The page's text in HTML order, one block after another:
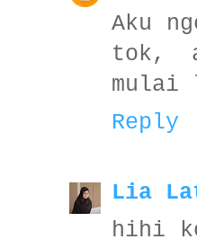
Aku
tok,
mulai
Reply
Lia
hihi